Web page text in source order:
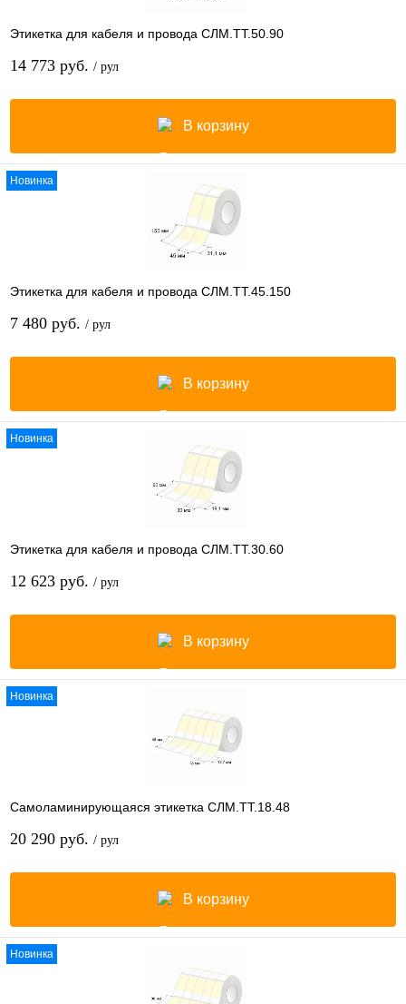
Этикетка для кабеля и провода СЛМ.ТТ.50.90
14 773 руб. / рул
В корзину
Новинка
Этикетка для кабеля и провода СЛМ.ТТ.45.150
7 480 руб. / рул
В корзину
Новинка
Этикетка для кабеля и провода СЛМ.ТТ.30.60
12 623 руб. / рул
В корзину
Новинка
Самоламинирующаяся этикетка СЛМ.ТТ.18.48
20 290 руб. / рул
В корзину
Новинка